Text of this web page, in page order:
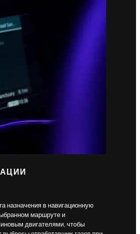
назначения в навигационную
маршруте и
двигателями, чтобы